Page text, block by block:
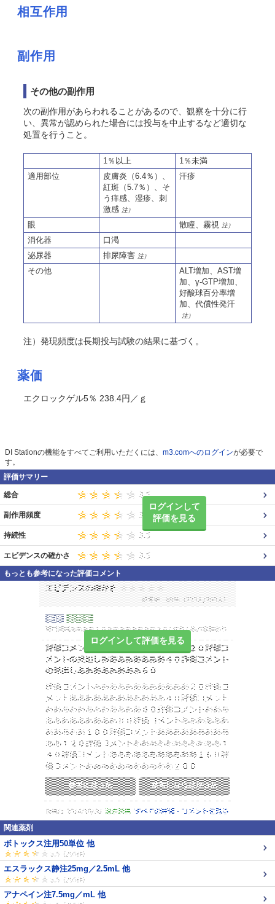
相互作用
副作用
その他の副作用
次の副作用があらわれることがあるので、観察を十分に行
い、異常が認められた場合には投与を中止するなど適切な
処置を行うこと。
1％以上
1％未満
適用部位
皮膚炎（6.4％）、
紅斑（5.7％）、そ
う痒感、湿疹、刺
激感 注）
汗疹
眼 散瞳、霧視 注）
消化器
口渇
泌尿器
排尿障害 注）
その他
ALT増加、AST増
加、γ-GTP増加、
好酸球百分率増
加、代償性発汗
注）
注）発現頻度は長期投与試験の結果に基づく。
薬価
エクロックゲル5％ 238.4円／ｇ
DI Stationの機能をすべてご利用いただくには、 m3.comへのログインが必要で
す。
評価サマリー
ログインして
評価を見る
総合
副作用頻度
持続性
エビデンスの確かさ
もっとも参考になった評価コメント
ログインして評価を見る
関連薬剤
ボトックス注用50単位 他
エスラックス静注25mg／2.5mL 他
アナペイン注7.5mg／mL 他